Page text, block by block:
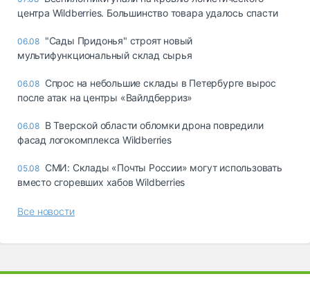
центра Wildberries. Большинство товара удалось спасти
06.08 "Сады Придонья" строят новый
мультифункциональный склад сырья
06.08 Спрос на небольшие склады в Петербурге вырос
после атак на центры «Вайлдберриз»
06.08 В Тверской области обломки дрона повредили
фасад логокомплекса Wildberries
05.08 СМИ: Склады «Почты России» могут использовать
вместо сгоревших хабов Wildberries
Все новости